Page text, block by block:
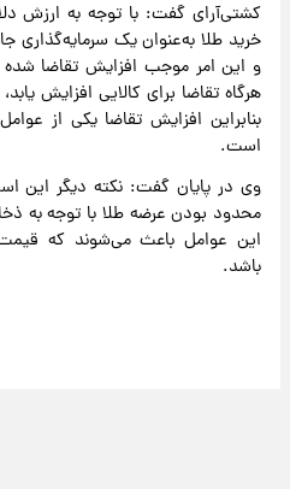
کشتی‌آرای گفت: با توجه به ارزش
خرید طلا به‌عنوان یک سرمایه‌گذاری
و این امر موجب افزایش تقاضا شده
هرگاه تقاضا برای کالایی افزایش
بنابراین افزایش تقاضا یکی از
است.
وی در پایان گفت: نکته دیگر این
محدود بودن عرضه طلا با توجه به
این عوامل باعث می‌شوند که قیمت
باشد.